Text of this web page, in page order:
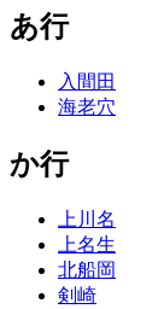
あ行
入間田
海老穴
か行
上川名
上名生
北船岡
剣崎